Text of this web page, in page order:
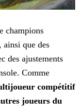
champions
ainsi que des
des ajustements
Comme
compétitif
joueurs du